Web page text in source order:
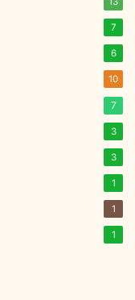
7
6
10
7
3
3
1
1
1